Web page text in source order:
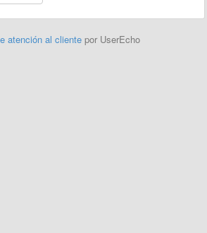
atención al cliente por UserEcho